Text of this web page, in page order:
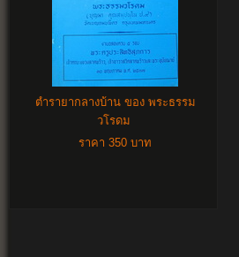
ตำรายากลางบ้าน ของ พระธรรม
วโรดม
ราคา 350 บาท